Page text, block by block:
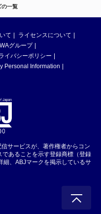
一覧
て
ライセンスについて
グループ
イバシーポリシー
Personal Information
サービスが、著作権者からコン
あることを示す登録商標（登録
、ABJマークを掲示しているサ